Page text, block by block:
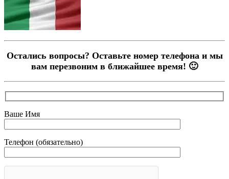
Остались вопросы? Оставьте номер телефона и мы
вам перезвоним в ближайшее время! 🙂
Ваше Имя
Телефон (обязательно)